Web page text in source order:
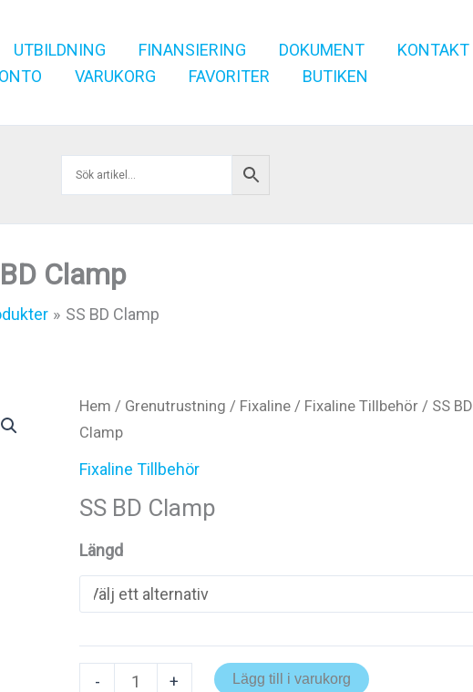
UTBILDNING FINANSIERING DOKUMENT KONTAKT
VARUKORG FAVORITER BUTIKEN
Clamp
SS BD Clamp
Hem / Grenutrustning / Fixaline / Fixaline Tillbehör / SS BD
Clamp
Fixaline Tillbehör
SS BD Clamp
Längd
- + Lägg till i varukorg